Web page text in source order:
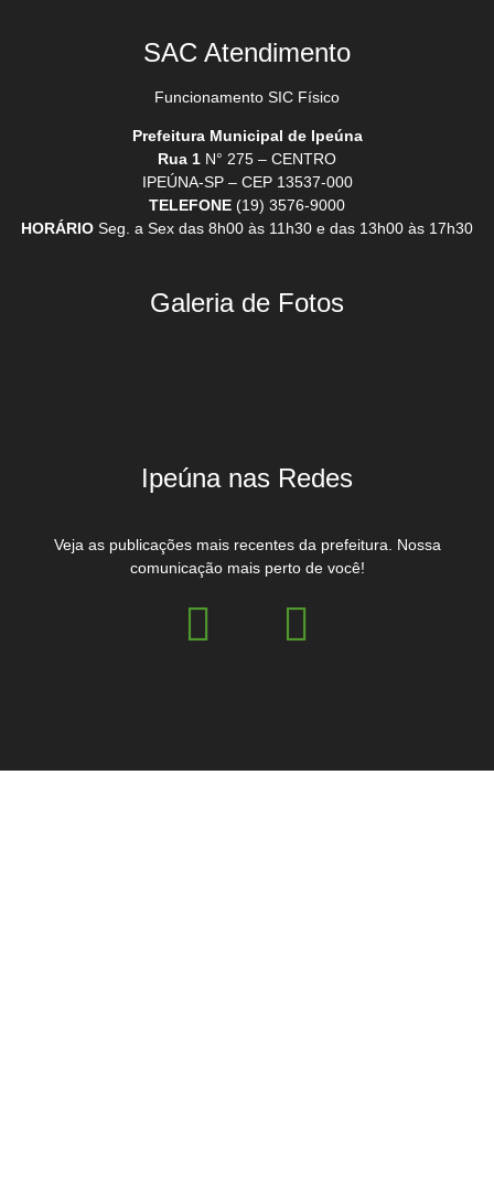
SAC Atendimento
Funcionamento SIC Físico
Prefeitura Municipal de Ipeúna
Rua 1 N° 275 – CENTRO
IPEÚNA-SP – CEP 13537-000
TELEFONE (19) 3576-9000
HORÁRIO Seg. a Sex das 8h00 às 11h30 e das 13h00 às 17h30
Galeria de Fotos
Ipeúna nas Redes
Veja as publicações mais recentes da prefeitura. Nossa
comunicação mais perto de você!